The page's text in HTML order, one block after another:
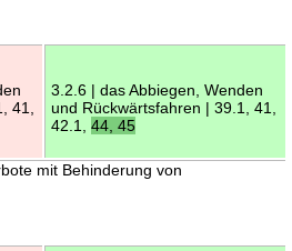
41,
3.2.6 | das Abbiegen, Wenden
und Rückwärtsfahren | 39.1, 41,
42.1, 44, 45
mit Behinderung von